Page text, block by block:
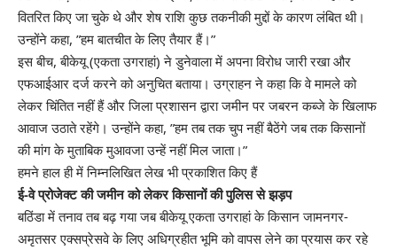
वितरित किए जा चुके थे और शेष राशि कुछ तकनीकी मुद्दों के कारण लंबित थी।
उन्होंने कहा, ”हम बातचीत के लिए तैयार हैं।”
इस बीच, बीकेयू (एकता उगराहां) ने डुनेवाला में अपना विरोध जारी रखा और
एफआईआर दर्ज करने को अनुचित बताया। उग्राहन ने कहा कि वे मामले को
लेकर चिंतित नहीं हैं और जिला प्रशासन द्वारा जमीन पर जबरन कब्जे के खिलाफ
आवाज उठाते रहेंगे। उन्होंने कहा, ”हम तब तक चुप नहीं बैठेंगे जब तक किसानों
की मांग के मुताबिक मुआवजा उन्हें नहीं मिल जाता।”
हमने हाल ही में निम्नलिखित लेख भी प्रकाशित किए हैं
ई-वे प्रोजेक्ट की जमीन को लेकर किसानों की पुलिस से झड़प
बठिंडा में तनाव तब बढ़ गया जब बीकेयू एकता उगराहां के किसान जामनगर-
अमृतसर एक्सप्रेसवे के लिए अधिग्रहीत भूमि को वापस लेने का प्रयास कर रहे